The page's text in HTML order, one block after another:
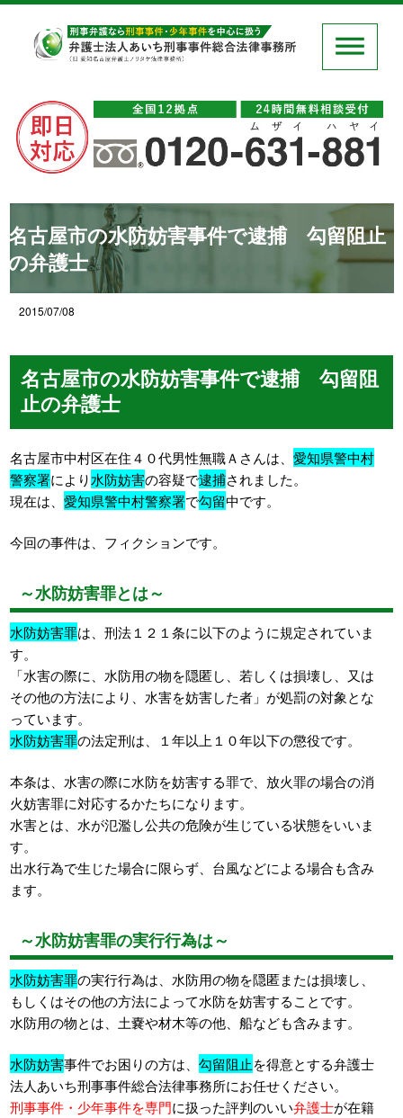
名古屋市の水防妨害事件で逮捕 勾留阻止
の弁護士
2015/07/08
名古屋市の水防妨害事件で逮捕 勾留阻
止の弁護士
名古屋市中村区在住４０代男性無職Ａさんは、愛知県警中村
警察署により水防妨害の容疑で逮捕されました。
現在は、愛知県警中村警察署で勾留中です。
今回の事件は、フィクションです。
～水防妨害罪とは～
水防妨害罪は、刑法１２１条に以下のように規定されていま
す。
「水害の際に、水防用の物を隠匿し、若しくは損壊し、又は
その他の方法により、水害を妨害した者」が処罰の対象とな
っています。
水防妨害罪の法定刑は、１年以上１０年以下の懲役です。
本条は、水害の際に水防を妨害する罪で、放火罪の場合の消
火妨害罪に対応するかたちになります。
水害とは、水が氾濫し公共の危険が生じている状態をいいま
す。
出水行為で生じた場合に限らず、台風などによる場合も含み
ます。
～水防妨害罪の実行行為は～
水防妨害罪の実行行為は、水防用の物を隠匿または損壊し、
もしくはその他の方法によって水防を妨害することです。
水防用の物とは、土嚢や材木等の他、船なども含みます。
水防妨害事件でお困りの方は、勾留阻止を得意とする弁護士
法人あいち刑事事件総合法律事務所にお任せください。
刑事事件・少年事件を専門に扱った評判のいい弁護士が在籍